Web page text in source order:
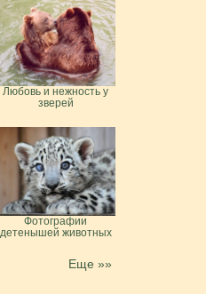
Любовь и нежность у
зверей
Фотографии
детенышей животных
Еще »»